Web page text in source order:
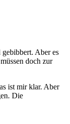
Aber es
doch zur
ist mir klar. Aber
Die